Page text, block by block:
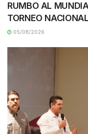
RUMBO AL
TORNEO
05/08/2026